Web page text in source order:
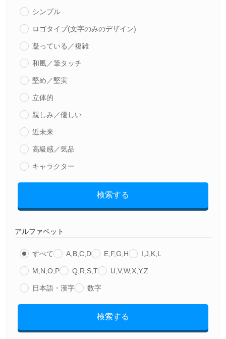
シンプル
ロゴタイプ(文字のみのデザイン)
凝っている／複雑
和風／筆タッチ
堅め／堅実
立体的
親しみ／優しい
近未来
高級感／気品
キャラクター
検索する
アルファベット
すべて A,B,C,D E,F,G,H I,J,K,L
M,N,O,P Q,R,S,T U,V,W,X,Y,Z
日本語・漢字 数字
検索する